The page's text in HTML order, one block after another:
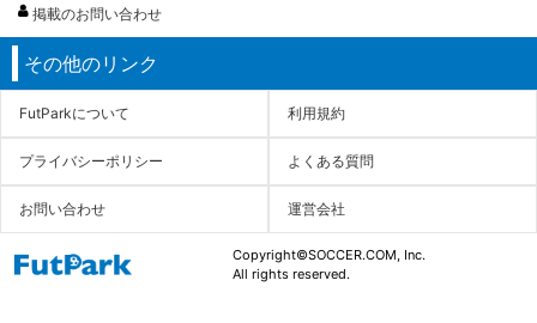
掲載のお問い合わせ
その他のリンク
FutParkについて 利用規約
プライバシーポリシー よくある質問
お問い合わせ 運営会社
Copyright©SOCCER.COM, Inc.
All rights reserved.